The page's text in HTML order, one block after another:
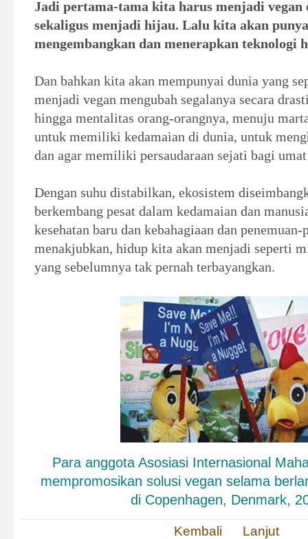
Jadi pertama-tama kita harus menjadi
sekaligus menjadi hijau. Lalu kita akan
mengembangkan dan menerapkan teknologi
Dan bahkan kita akan mempunyai dunia yang
menjadi vegan mengubah segalanya secara
hingga mentalitas orang-orangnya, menuju
untuk memiliki kedamaian di dunia, untuk
dan agar memiliki persaudaraan sejati bagi
Dengan suhu distabilkan, ekosistem
berkembang pesat dalam kedamaian dan
kesehatan baru dan kebahagiaan dan
menakjubkan, hidup kita akan menjadi seperti
yang sebelumnya tak pernah terbayangkan.
Para anggota Asosiasi Internasional
mempromosikan solusi vegan selama
di Copenhagen, Denmark,
Kembali Lanjut